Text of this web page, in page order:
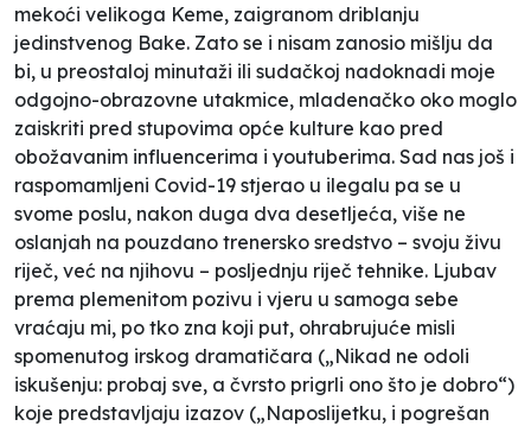
mekoći velikoga Keme, zaigranom driblanju
jedinstvenog Bake. Zato se i nisam zanosio mišlju da
bi, u preostaloj minutaži ili sudačkoj nadoknadi moje
odgojno-obrazovne utakmice, mladenačko oko moglo
zaiskriti pred stupovima opće kulture kao pred
obožavanim influencerima i youtuberima. Sad nas još i
raspomamljeni Covid-19 stjerao u ilegalu pa se u
svome poslu, nakon duga dva desetljeća, više ne
oslanjah na pouzdano trenersko sredstvo – svoju živu
riječ, već na njihovu – posljednju riječ tehnike. Ljubav
prema plemenitom pozivu i vjeru u samoga sebe
vraćaju mi, po tko zna koji put, ohrabrujuće misli
spomenutog irskog dramatičara („Nikad ne odoli
iskušenju: probaj sve, a čvrsto prigrli ono što je dobro“)
koje predstavljaju izazov („Naposlijetku, i pogrešan